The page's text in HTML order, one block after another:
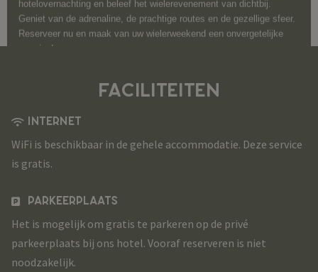
FACILITEITEN
INTERNET
WiFi is beschikbaar in de gehele accommodatie. Deze service
is gratis.
PARKEERPLAATS
Het is mogelijk om gratis te parkeren op de privé
parkeerplaats bij ons hotel. Vooraf reserveren is niet
noodzakelijk.